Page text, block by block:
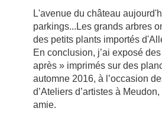
L'avenue du château
parkings...Les grands arbres
des petits plants importés
En conclusion, j’ai exposé
après » imprimés sur des
automne 2016, à l’occasion
d’Ateliers d’artistes à
amie.